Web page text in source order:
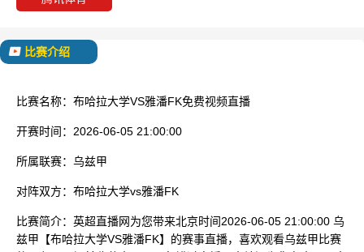
比赛介绍
比赛名称： 布哈拉大学VS雅潘FK免费视频直播
开赛时间： 2026-06-05 21:00:00
所属联赛： 乌兹甲
对阵双方： 布哈拉大学vs雅潘FK
比赛简介： 英超直播网为您带来北京时间2026-06-05 21:00:00 乌
兹甲【布哈拉大学VS雅潘FK】的赛事直播，喜欢观看乌兹甲比赛